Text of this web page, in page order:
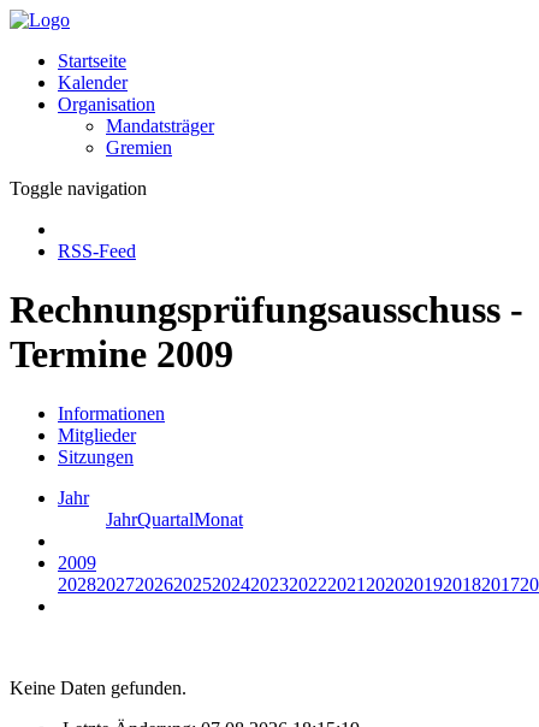
Startseite
Kalender
Organisation
Mandatsträger
Gremien
Toggle navigation
RSS-Feed
Rechnungsprüfungsausschuss -
Termine 2009
Informationen
Mitglieder
Sitzungen
Jahr
JahrQuartalMonat
2009
20282027202620252024202320222021 2020201920182017
Keine Daten gefunden.